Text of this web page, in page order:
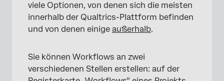
Sofort ausführen
Laufhistorie
Einstellungen
viele Optionen, von denen sich die meisten
innerhalb der Qualtrics-Plattform befinden
und von denen einige außerhalb.
Sie können Workflows an zwei
verschiedenen Stellen erstellen: auf der